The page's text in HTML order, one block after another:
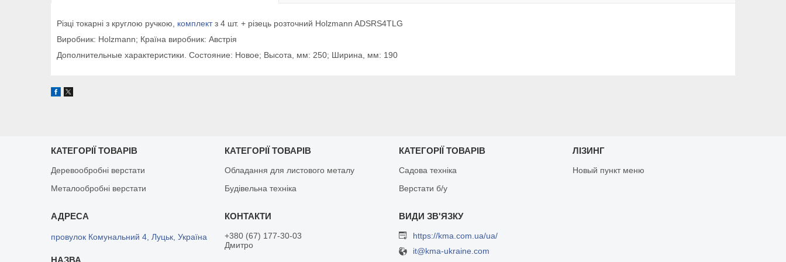
Різці токарні з круглою ручкою, комплектз 4 шт. + різець розточний Holzmann ADSRS4TLG
Виробник: Holzmann; Країна виробник: Австрія
Дополнительные характеристики. Состояние: Новое; Высота, мм: 250; Ширина, мм: 190
КАТЕГОРІЇ ТОВАРІВ
Деревообробні верстати
Металообробні верстати
КАТЕГОРІЇ ТОВАРІВ
Обладання для листового металу
Будівельна техніка
КАТЕГОРІЇ ТОВАРІВ
Садова техніка
Верстати б/у
ЛІЗИНГ
Новый пункт меню
провулок Комунальний 4, Луцьк, Україна
+380 (67) 177-30-03
Дмитро
https://kma.com.ua/ua/
it@kma-ukraine.com